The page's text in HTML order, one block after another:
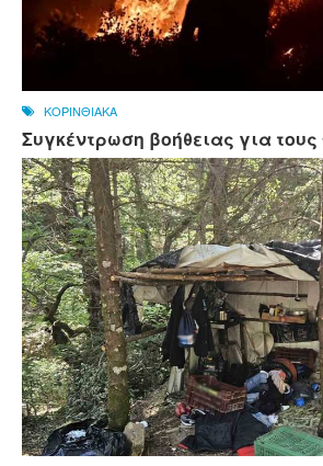
ΚΟΡΙΝΘΙΑΚΑ
Συγκέντρωση βοήθειας για